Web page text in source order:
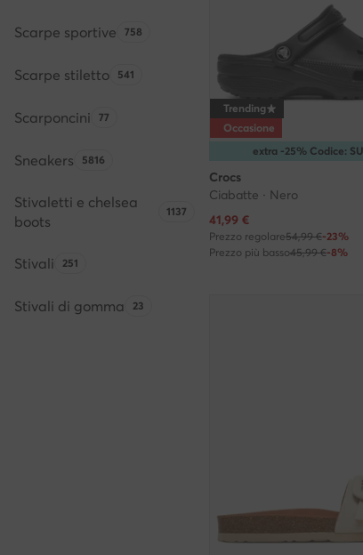
Scarpe sportive Quantità di prodotti:
758
Scarpe stilettoQuantità di prodotti:
541
Scarponcini Quantità di prodotti:
77
Sneakers Quantità di prodotti:
5816
Stivaletti e chelsea
boots
Quantità di prodotti:
1137
Stivali Quantità di prodotti:
251
Stivali di gomma Quantità di prodotti:
23
extra -25% Codice:
Trending
Occasione
Crocs
Ciabatte · Nero
Prezzo attuale
41,99 €
Prezzo regolare54,99 €-23%
Prezzo più basso45,99 €-8%